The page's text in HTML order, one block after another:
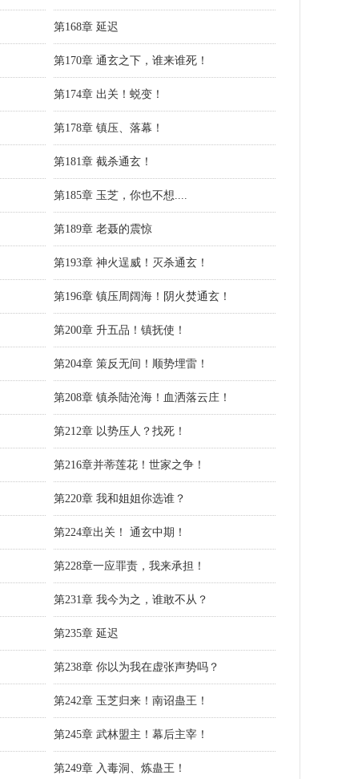
第168章 延迟
第170章 通玄之下，谁来谁死！
第174章 出关！蜕变！
第178章 镇压、落幕！
第181章 截杀通玄！
第185章 玉芝，你也不想....
第189章 老聂的震惊
第193章 神火逞威！灭杀通玄！
第196章 镇压周阔海！阴火焚通玄！
第200章 升五品！镇抚使！
第204章 策反无间！顺势埋雷！
第208章 镇杀陆沧海！血洒落云庄！
第212章 以势压人？找死！
第216章并蒂莲花！世家之争！
第220章 我和姐姐你选谁？
第224章出关！ 通玄中期！
第228章一应罪责，我来承担！
第231章 我今为之，谁敢不从？
第235章 延迟
第238章 你以为我在虚张声势吗？
第242章 玉芝归来！南诏蛊王！
第245章 武林盟主！幕后主宰！
第249章 入毒洞、炼蛊王！